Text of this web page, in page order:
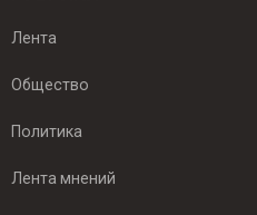
Лента
Общество
Политика
Лента мнений